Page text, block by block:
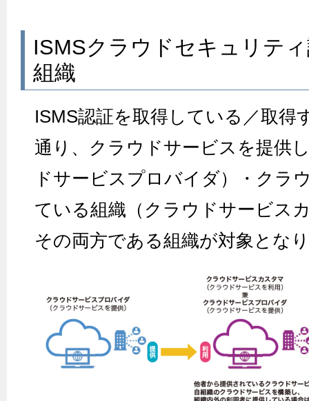
ISMSクラウドセキュリテ
組織
ISMS認証を取得している／取得
通り、クラウドサービスを提供
ドサービスプロバイダ）・クラ
ている組織（クラウドサービス
その両方である組織が対象とな